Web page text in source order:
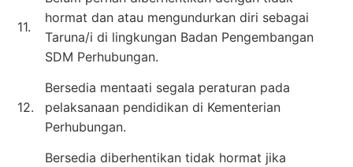
11.
hormat dan atau mengundurkan diri sebagai
Taruna/i di lingkungan Badan Pengembangan
SDM Perhubungan.
12.
Bersedia mentaati segala peraturan pada
pelaksanaan pendidikan di Kementerian
Perhubungan.
Bersedia diberhentikan tidak hormat jika